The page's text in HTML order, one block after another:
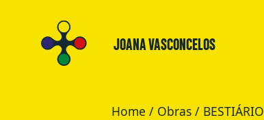
JOANA VASCONCELOS
Home / Obras / BESTIÁRIO